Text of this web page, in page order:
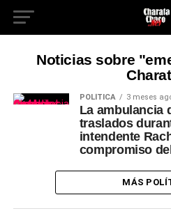
Noticias sobre
POLÍTICA 3 meses
La ambulancia
traslados
intendente
compromiso
MÁS